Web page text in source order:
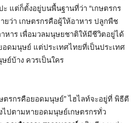
ะ แต่ก็ตั้งอยู่บนพื้นฐานที่ว่า “เกษตรกร
ว่า เกษตรกรคือผู้ให้อาหาร ปลูกพืช
าหาร เพื่อมวลมนุษยชาติให้มีชีวิตอยู่ได้
อดมนุษย์ แต่ประเทศไทยที่เป็นประเทศ
ย์บ้าง ควรเป็นใคร
ษตรกรคือยอดมนุษย์” ไฮไลท์จะอยู่ที่ พิธีตี
ไปตามหายอดมนุษย์เกษตรกรทั่ว